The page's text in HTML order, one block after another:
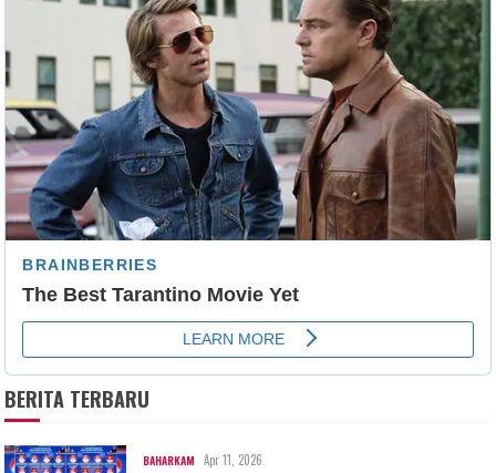
BERITA TERBARU
BAHARKAM Apr 11, 2026